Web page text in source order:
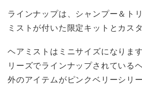
ラインナップは、シャンプー＆ト
ミストが付いた限定キットとカス
ヘアミストはミニサイズになりま
リーズでラインナップされている
外のアイテムがピンクベリーシリ